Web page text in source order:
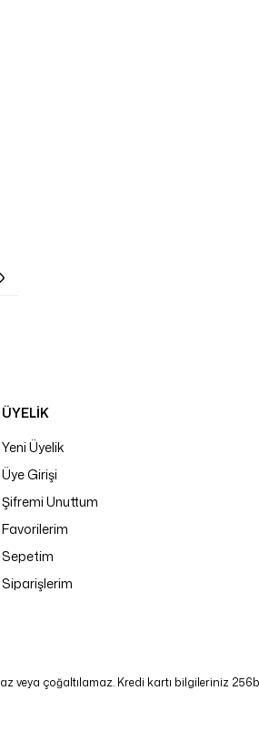
ÜYELİK
Yeni Üyelik
Üye Girişi
Şifremi Unuttum
Favorilerim
Sepetim
Siparişlerim
veya çoğaltılamaz. Kredi kartı bilgileriniz